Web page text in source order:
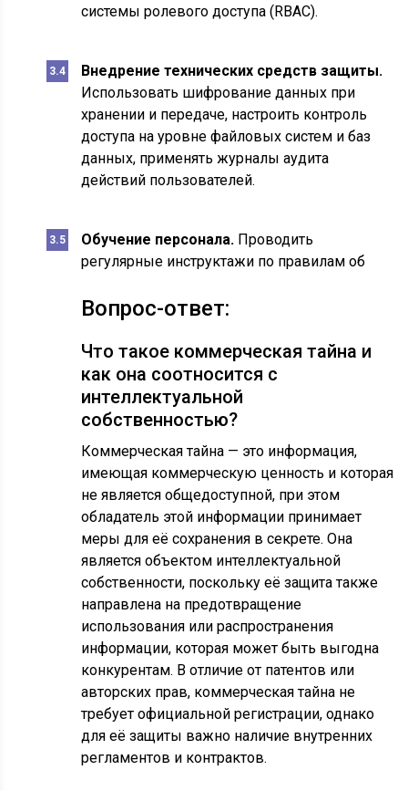
системы ролевого доступа (RBAC).
Внедрение технических средств защиты.
Использовать шифрование данных при
хранении и передаче, настроить контроль
доступа на уровне файловых систем и баз
данных, применять журналы аудита
действий пользователей.
Обучение персонала. Проводить
регулярные инструктажи по правилам об
Вопрос-ответ:
Что такое коммерческая тайна и
как она соотносится с
интеллектуальной
собственностью?
Коммерческая тайна — это информация,
имеющая коммерческую ценность и которая
не является общедоступной, при этом
обладатель этой информации принимает
меры для её сохранения в секрете. Она
является объектом интеллектуальной
собственности, поскольку её защита также
направлена на предотвращение
использования или распространения
информации, которая может быть выгодна
конкурентам. В отличие от патентов или
авторских прав, коммерческая тайна не
требует официальной регистрации, однако
для её защиты важно наличие внутренних
регламентов и контрактов.